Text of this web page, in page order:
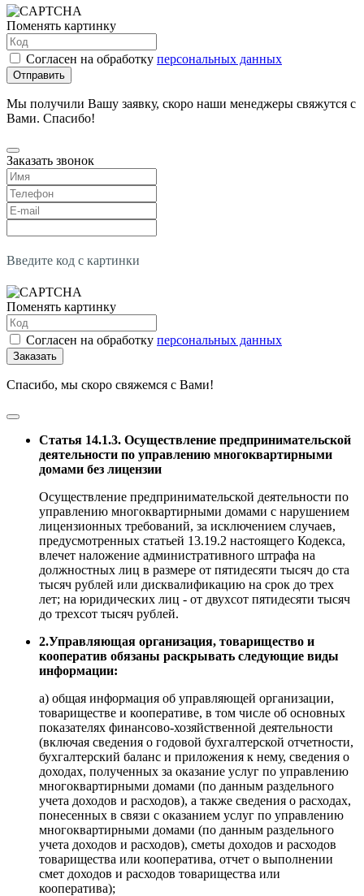
Поменять картинку
Согласен на обработку персональных данных
Отправить
Мы получили Вашу заявку, скоро наши менеджеры свяжутся с
Вами. Спасибо!
Заказать звонок
Введите код с картинки
Поменять картинку
Согласен на обработку персональных данных
Заказать
Спасибо, мы скоро свяжемся с Вами!
Статья 14.1.3. Осуществление предпринимательской
деятельности по управлению многоквартирными
домами без лицензии
Осуществление предпринимательской деятельности по
управлению многоквартирными домами с нарушением
лицензионных требований, за исключением случаев,
предусмотренных статьей 13.19.2 настоящего Кодекса,
влечет наложение административного штрафа на
должностных лиц в размере от пятидесяти тысяч до ста
тысяч рублей или дисквалификацию на срок до трех
лет; на юридических лиц - от двухсот пятидесяти тысяч
до трехсот тысяч рублей.
2.Управляющая организация, товарищество и
кооператив обязаны раскрывать следующие виды
информации:
а) общая информация об управляющей организации,
товариществе и кооперативе, в том числе об основных
показателях финансово-хозяйственной деятельности
(включая сведения о годовой бухгалтерской отчетности,
бухгалтерский баланс и приложения к нему, сведения о
доходах, полученных за оказание услуг по управлению
многоквартирными домами (по данным раздельного
учета доходов и расходов), а также сведения о расходах,
понесенных в связи с оказанием услуг по управлению
многоквартирными домами (по данным раздельного
учета доходов и расходов), сметы доходов и расходов
товарищества или кооператива, отчет о выполнении
смет доходов и расходов товарищества или
кооператива);